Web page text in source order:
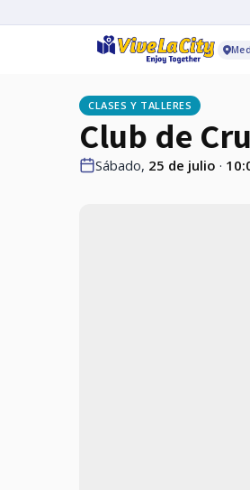
CLASES Y TALLERES
Club de
Sábado, 25 de julio ·